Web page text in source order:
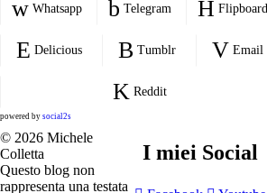
Whatsapp Telegram Flipboard
Delicious Tumblr Email
Reddit
powered by social2s
© 2026 Michele
Colletta
Questo blog non
rappresenta una testata
I miei Social